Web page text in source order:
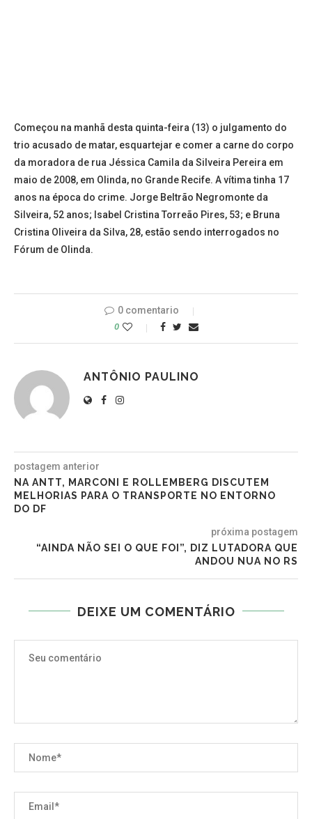
Começou na manhã desta quinta-feira (13) o julgamento do
trio acusado de matar, esquartejar e comer a carne do corpo
da moradora de rua Jéssica Camila da Silveira Pereira em
maio de 2008, em Olinda, no Grande Recife. A vítima tinha 17
anos na época do crime. Jorge Beltrão Negromonte da
Silveira, 52 anos; Isabel Cristina Torreão Pires, 53; e Bruna
Cristina Oliveira da Silva, 28, estão sendo interrogados no
Fórum de Olinda.
0 comentario
0
ANTÔNIO PAULINO
postagem anterior
NA ANTT, MARCONI E ROLLEMBERG DISCUTEM
MELHORIAS PARA O TRANSPORTE NO ENTORNO
DO DF
próxima postagem
“AINDA NÃO SEI O QUE FOI”, DIZ LUTADORA QUE
ANDOU NUA NO RS
DEIXE UM COMENTÁRIO